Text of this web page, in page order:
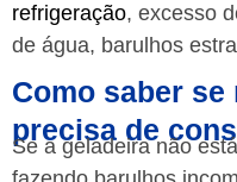
refrigeração, excesso
de água, barulhos
Como saber
precisa de
Se a geladeira não